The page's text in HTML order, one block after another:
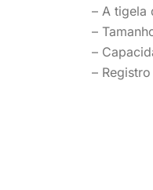
– A tigela
–
–
–